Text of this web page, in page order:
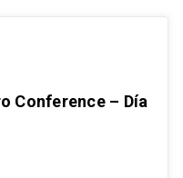
Conference – Día